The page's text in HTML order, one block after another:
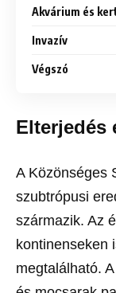
Akvárium és
Invazív
Végszó
Elterjedés
A Közönséges
szubtrópusi
származik. Az
kontinenseken
megtalálható.